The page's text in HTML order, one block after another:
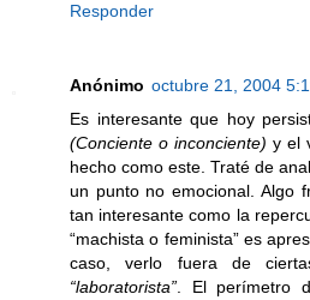
Responder
Anónimo octubre 21, 2004
Es interesante que hoy
(Conciente o inconciente) y el
hecho como este. Traté de
un punto no emocional. Algo
tan interesante como la
“machista o feminista” es
caso, verlo fuera de
“laboratorista” . El perímetro